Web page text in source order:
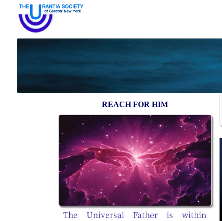
REACH FOR HIM
The Universal Father is within